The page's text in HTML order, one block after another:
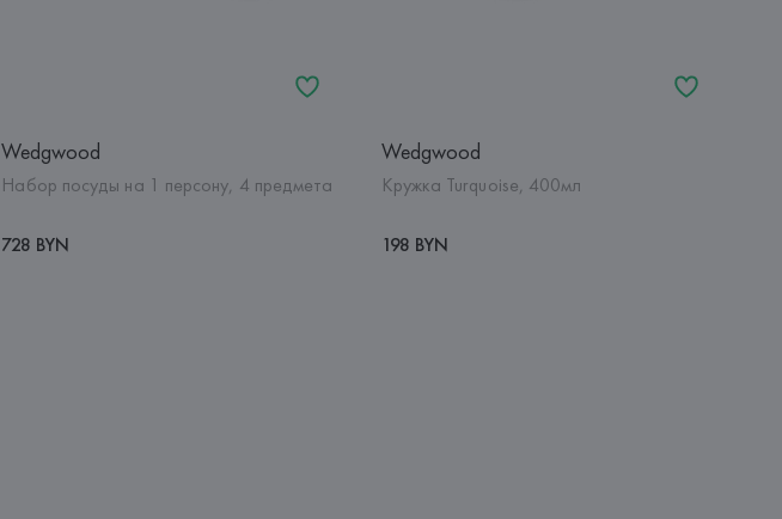
Wedgwood
Набор посуды на 1 персону, 4 предмета
728 BYN
Wedgwood
Кружка Turquoise, 400мл
198 BYN